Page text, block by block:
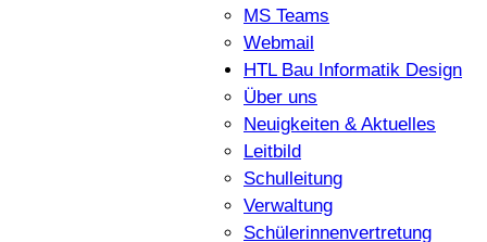
MS Teams
Webmail
HTL Bau Informatik Design
Über uns
Neuigkeiten & Aktuelles
Leitbild
Schulleitung
Verwaltung
Schülerinnenvertretung